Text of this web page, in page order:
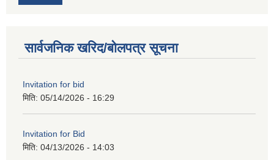
सार्वजनिक खरिद/बोलपत्र सूचना
Invitation for bid
मिति: 05/14/2026 - 16:29
Invitation for Bid
मिति: 04/13/2026 - 14:03